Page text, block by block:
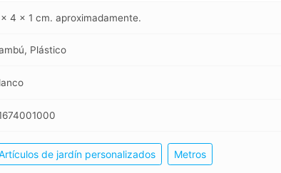
4 x 1 cm. aproximadamente.
Plástico
de jardín personalizados Metros